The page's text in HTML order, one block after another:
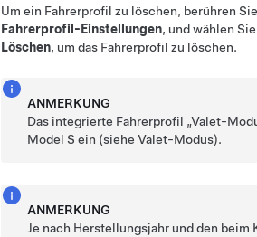
Um ein Fahrerprofil zu löschen, berühren
Fahrerprofil-Einstellungen, und wählen
Löschen, um das Fahrerprofil zu löschen.
ANMERKUNG
Das integrierte Fahrerprofil „Valet-
Model S ein (sieheValet-Modus).
ANMERKUNG
Je nach Herstellungsjahr und den